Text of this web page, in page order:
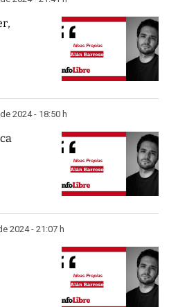
2024 - 18:50 h
2024 - 21:07 h